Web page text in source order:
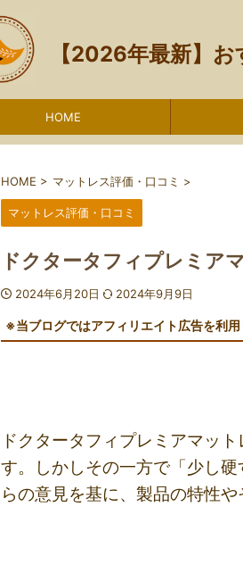
【2026年最新】
HOME
HOME > マットレス評価・口コミ >
マットレス評価・口コミ
ドクタータフィプレミア
2024年6月20日 2024年9月9日
※当ブログではアフィリエイト広告を利用
ドクタータフィプレミアマッ
す。しかしその一方で「少し
らの意見を基に、製品の特性